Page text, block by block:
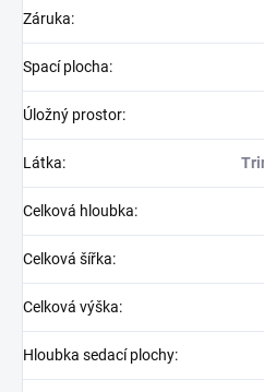
Záruka:
Spací plocha:
Úložný prostor:
Látka:
Celková hloubka:
Celková šířka:
Celková výška:
Hloubka sedací plochy: